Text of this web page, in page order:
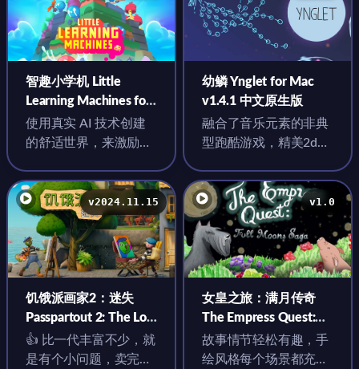
智趣小学机 Little
Learning Machines for
Mac v2024.09.05 中文
原生版
使用真实 AI 技术创建
的舒适世界，来激励、
机器吧！
幼鳞 Ynglet for Mac
v1.4.1 中文原生版
融合了音乐元素的非典
型跑酷游戏，精美2d线
v2024.11.15
饥饿派画家2：迷失
Passpartout 2: The Lost
Artist for Mac
v2024.11.15 中文原生
👍 比一代丰富不少，就
是有个小问题，卖完画
v1.0
女皇之旅：满月传奇
The Empress Quest:
Full Moons Saga for
Mac v1.0 英文原生版
故事情节轻松有趣，手
绘风格每个场景都充满